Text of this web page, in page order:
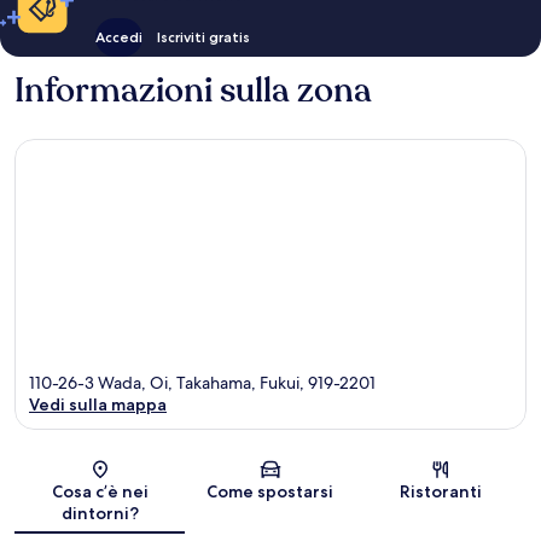
Accedi Iscriviti gratis
Informazioni sulla zona
Mappa
110-26-3 Wada, Oi, Takahama, Fukui, 919-2201
Vedi sulla mappa
Cosa c’è nei
dintorni?
Come spostarsi Ristoranti